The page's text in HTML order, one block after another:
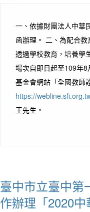
一、依據財團法人中華
函辦理。 二、為配合
透過學校教育，培養學
場次自即日起至109年
基金會網站「全國教師
https://
王先生。
臺中市立臺中第
作辦理「2020